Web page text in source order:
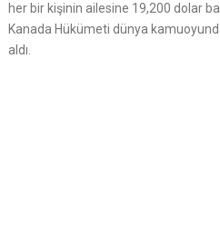
her bir kişinin ailesine 19,200 dolar
Kanada Hükümeti dünya
aldı.